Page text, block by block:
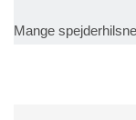
Mange